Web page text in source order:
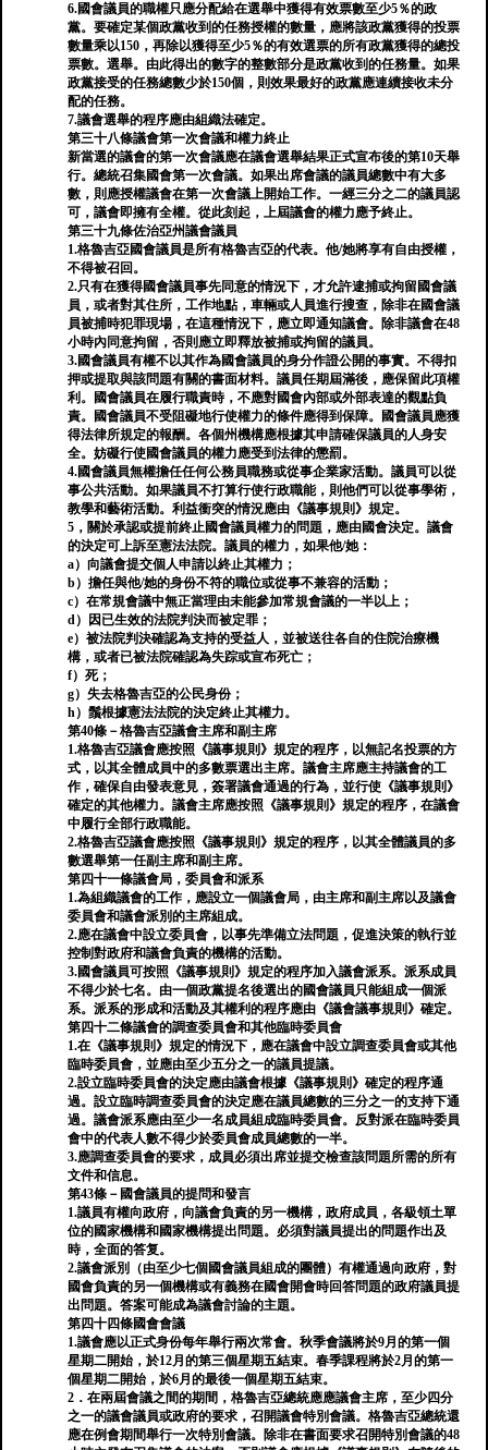
6.國會議員的職權只應分配給在選舉中獲得有效票數至少5％的政
黨。要確定某個政黨收到的任務授權的數量，應將該政黨獲得的投票
數量乘以150，再除以獲得至少5％的有效選票的所有政黨獲得的總投
票數。選舉。由此得出的數字的整數部分是政黨收到的任務量。如果
政黨接受的任務總數少於150個，則效果最好的政黨應連續接收未分
配的任務。
7.議會選舉的程序應由組織法確定。
第三十八條議會第一次會議和權力終止
新當選的議會的第一次會議應在議會選舉結果正式宣布後的第10天舉
行。總統召集國會第一次會議。如果出席會議的議員總數中有大多
數，則應授權議會在第一次會議上開始工作。一經三分之二的議員認
可，議會即擁有全權。從此刻起，上屆議會的權力應予終止。
第三十九條佐治亞州議會議員
1.格魯吉亞國會議員是所有格魯吉亞的代表。他/她將享有自由授權，
不得被召回。
2.只有在獲得國會議員事先同意的情況下，才允許逮捕或拘留國會議
員，或者對其住所，工作地點，車輛或人員進行搜查，除非在國會議
員被捕時犯罪現場，在這種情況下，應立即通知議會。除非議會在48
小時內同意拘留，否則應立即釋放被捕或拘留的議員。
3.國會議員有權不以其作為國會議員的身分作證公開的事實。不得扣
押或提取與該問題有關的書面材料。議員任期屆滿後，應保留此項權
利。國會議員在履行職責時，不應對國會內部或外部表達的觀點負
責。國會議員不受阻礙地行使權力的條件應得到保障。國會議員應獲
得法律所規定的報酬。各個州機構應根據其申請確保議員的人身安
全。妨礙行使國會議員的權力應受到法律的懲罰。
4.國會議員無權擔任任何公務員職務或從事企業家活動。議員可以從
事公共活動。如果議員不打算行使行政職能，則他們可以從事學術，
教學和藝術活動。利益衝突的情況應由《議事規則》規定。
5，關於承認或提前終止國會議員權力的問題，應由國會決定。議會
的決定可上訴至憲法法院。議員的權力，如果他/她：
a）向議會提交個人申請以終止其權力；
b）擔任與他/她的身份不符的職位或從事不兼容的活動；
c）在常規會議中無正當理由未能參加常規會議的一半以上；
d）因已生效的法院判決而被定罪；
e）被法院判決確認為支持的受益人，並被送往各自的住院治療機
構，或者已被法院確認為失踪或宣布死亡；
f）死；
g）失去格魯吉亞的公民身份；
h）鬚根據憲法法院的決定終止其權力。
第40條－格魯吉亞議會主席和副主席
1.格魯吉亞議會應按照《議事規則》規定的程序，以無記名投票的方
式，以其全體成員中的多數票選出主席。議會主席應主持議會的工
作，確保自由發表意見，簽署議會通過的行為，並行使《議事規則》
確定的其他權力。議會主席應按照《議事規則》規定的程序，在議會
中履行全部行政職能。
2.格魯吉亞議會應按照《議事規則》規定的程序，以其全體議員的多
數選舉第一任副主席和副主席。
第四十一條議會局，委員會和派系
1.為組織議會的工作，應設立一個議會局，由主席和副主席以及議會
委員會和議會派別的主席組成。
2.應在議會中設立委員會，以事先準備立法問題，促進決策的執行並
控制對政府和議會負責的機構的活動。
3.國會議員可按照《議事規則》規定的程序加入議會派系。派系成員
不得少於七名。由一個政黨提名後選出的國會議員只能組成一個派
系。派系的形成和活動及其權利的程序應由《議會議事規則》確定。
第四十二條議會的調查委員會和其他臨時委員會
1.在《議事規則》規定的情況下，應在議會中設立調查委員會或其他
臨時委員會，並應由至少五分之一的議員提議。
2.設立臨時委員會的決定應由議會根據《議事規則》確定的程序通
過。設立臨時調查委員會的決定應在議員總數的三分之一的支持下通
過。議會派系應由至少一名成員組成臨時委員會。反對派在臨時委員
會中的代表人數不得少於委員會成員總數的一半。
3.應調查委員會的要求，成員必須出席並提交檢查該問題所需的所有
文件和信息。
第43條－國會議員的提問和發言
1.議員有權向政府，向議會負責的另一機構，政府成員，各級領土單
位的國家機構和國家機構提出問題。必須對議員提出的問題作出及
時，全面的答复。
2.議會派別（由至少七個國會議員組成的團體）有權通過向政府，對
國會負責的另一個機構或有義務在國會開會時回答問題的政府議員提
出問題。答案可能成為議會討論的主題。
第四十四條國會會議
1.議會應以正式身份每年舉行兩次常會。秋季會議將於9月的第一個
星期二開始，於12月的第三個星期五結束。春季課程將於2月的第一
個星期二開始，於6月的最後一個星期五結束。
2．在兩屆會議之間的期間，格魯吉亞總統應應議會主席，至少四分
之一的議會議員或政府的要求，召開議會特別會議。格魯吉亞總統還
應在例會期間舉行一次特別會議。除非在書面要求召開特別會議的48